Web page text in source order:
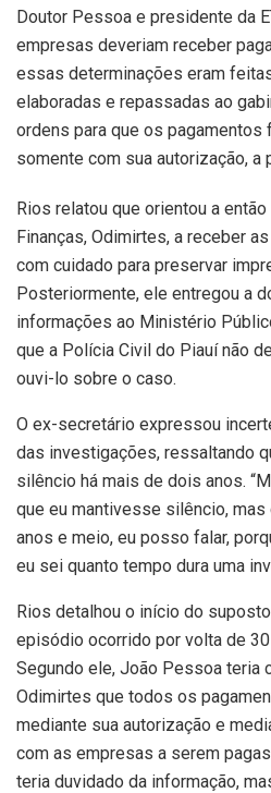
Doutor Pessoa e presidente da
empresas deveriam receber
essas determinações eram
elaboradas e repassadas ao
ordens para que os
somente com sua autorização, a
Rios relatou que orientou a
Finanças, Odimirtes, a receber
com cuidado para preservar
Posteriormente, ele entregou a
informações ao Ministério
que a Polícia Civil do Piauí não
ouvi-lo sobre o caso.
O ex-secretário expressou
das investigações, ressaltando
silêncio há mais de dois anos.
que eu mantivesse silêncio,
anos e meio, eu posso falar,
eu sei quanto tempo dura uma
Rios detalhou o início do
episódio ocorrido por volta de
Segundo ele, João Pessoa teria
Odimirtes que todos os
mediante sua autorização e
com as empresas a serem
teria duvidado da informação,